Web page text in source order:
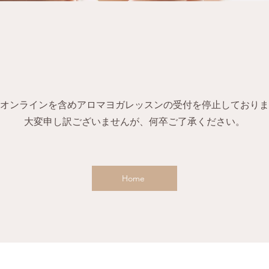
ンラインを含めアロマヨガレッスンの受付を停止しており
​大変申し訳ございませんが、何卒ご了承ください。
Home